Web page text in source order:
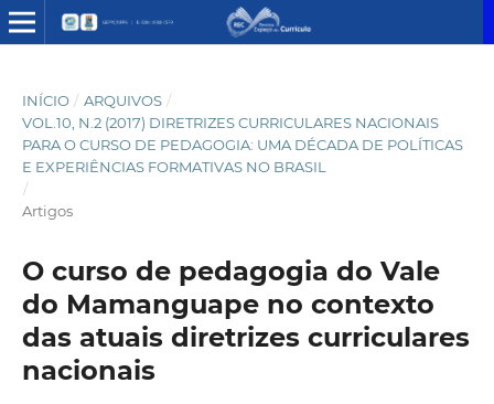
INÍCIO / ARQUIVOS /
VOL.10, N.2 (2017) DIRETRIZES CURRICULARES NACIONAIS
PARA O CURSO DE PEDAGOGIA: UMA DÉCADA DE POLÍTICAS
E EXPERIÊNCIAS FORMATIVAS NO BRASIL
/
Artigos
O curso de pedagogia do Vale
do Mamanguape no contexto
das atuais diretrizes curriculares
nacionais